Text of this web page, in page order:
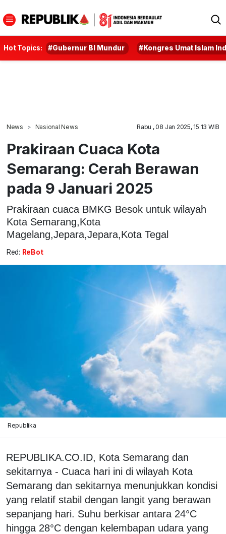
Hot Topics: #Gubernur BI Mundur #Kongres Umat Islam
News Nasional News Rabu , 08 Jan 2025, 15:13 WIB
Prakiraan Cuaca Kota
Semarang: Cerah Berawan
pada 9 Januari 2025
Prakiraan cuaca BMKG Besok untuk wilayah
Kota Semarang,Kota
Magelang,Jepara,Jepara,Kota Tegal
Red: ReBot
Republika
REPUBLIKA.CO.ID, Kota Semarang dan
sekitarnya - Cuaca hari ini di wilayah Kota
Semarang dan sekitarnya menunjukkan kondisi
yang relatif stabil dengan langit yang berawan
sepanjang hari. Suhu berkisar antara 24°C
hingga 28°C dengan kelembapan udara yang